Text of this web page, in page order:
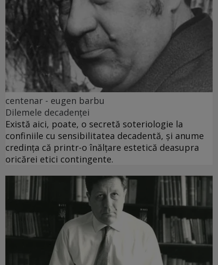
centenar - eugen barbu
Dilemele decadenței
Există aici, poate, o secretă soteriologie la
confiniile cu sensibilitatea decadentă, și anume
credința că printr-o înălțare estetică deasupra
oricărei etici contingente.